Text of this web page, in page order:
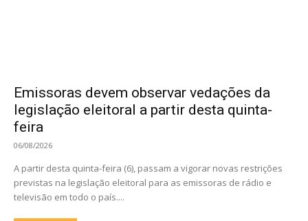
Emissoras devem observar vedações da
legislação eleitoral a partir desta quinta-
feira
06/08/2026
A partir desta quinta-feira (6), passam a vigorar novas restrições
previstas na legislação eleitoral para as emissoras de rádio e
televisão em todo o país....